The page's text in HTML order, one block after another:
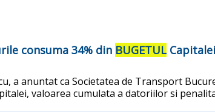
consuma 34% din BUGETUL Capitalei
a anuntat ca Societatea de Transport
valoarea cumulata a datoriilor si